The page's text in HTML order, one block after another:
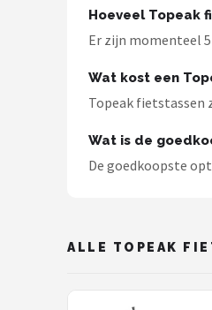
Alle merken →
Hoeveel Topeak
Er zijn momenteel
Wat kost een
Topeak fietstassen
Wat is de
De goedkoopste
ALLE TOPEAK